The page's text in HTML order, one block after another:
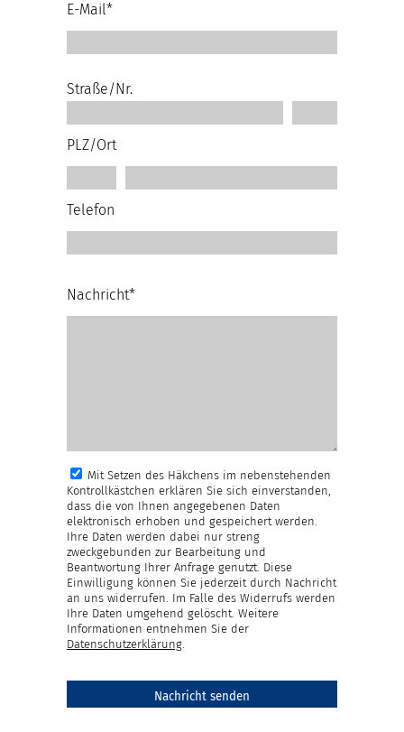
E-Mail*
Straße/Nr.
PLZ/Ort
Telefon
Nachricht*
Mit Setzen des Häkchens im nebenstehenden
Kontrollkästchen erklären Sie sich einverstanden,
dass die von Ihnen angegebenen Daten
elektronisch erhoben und gespeichert werden.
Ihre Daten werden dabei nur streng
zweckgebunden zur Bearbeitung und
Beantwortung Ihrer Anfrage genutzt. Diese
Einwilligung können Sie jederzeit durch Nachricht
an uns widerrufen. Im Falle des Widerrufs werden
Ihre Daten umgehend gelöscht. Weitere
Informationen entnehmen Sie der
Datenschutzerklärung